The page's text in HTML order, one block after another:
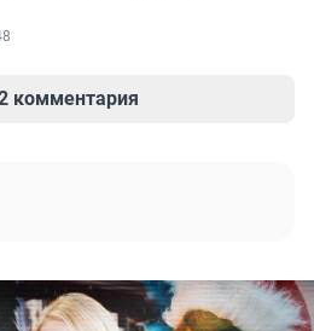
комментария